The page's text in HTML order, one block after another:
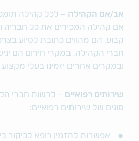
אב/אם הקהילה – לכל קהילה
אם קהילה המכירים את כל חבריה
קבוע. הם מהווים כתובת לסיוע
חברי הקהילה. במקרי חירום הם
ובמקרים אחרים יזמינו בעלי
שירותים רפואיים – לרשות חברי
סוגים של שירותים רפואיים:
אפשרות להזמין רופא לביקור